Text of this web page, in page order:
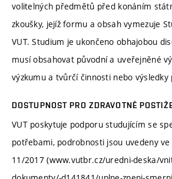
volitelných předmětů před konáním
zkoušky, jejíž formu a obsah vymezuje
VUT. Studium je ukončeno obhajobou
musí obsahovat původní a uveřejněné
výzkumu a tvůrčí činnosti nebo
DOSTUPNOST PRO ZDRAVOTNĚ
VUT poskytuje podporu studujícím se
potřebami, podrobnosti jsou uvedeny
11/2017 (www.vutbr.cz/uredni-deska/